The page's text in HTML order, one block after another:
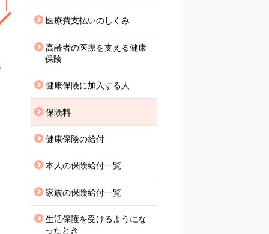
医療費支払いのしくみ
高齢者の医療を支える健康
保険
健康保険に加入する人
保険料
健康保険の給付
本人の保険給付一覧
家族の保険給付一覧
生活保護を受けるようにな
ったとき